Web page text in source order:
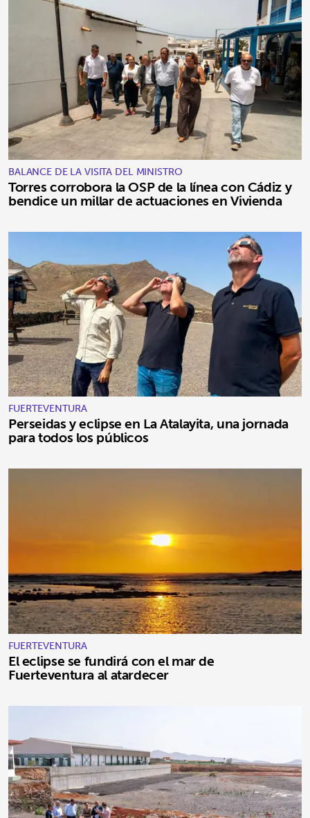
BALANCE DE LA VISITA DEL MINISTRO
Torres corrobora la OSP de la línea con Cádiz y
bendice un millar de actuaciones en Vivienda
FUERTEVENTURA
Perseidas y eclipse en La Atalayita, una jornada
para todos los públicos
FUERTEVENTURA
El eclipse se fundirá con el mar de
Fuerteventura al atardecer